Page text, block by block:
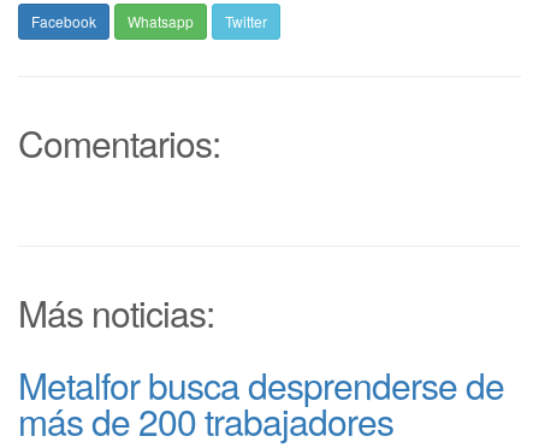
Facebook Whatsapp Twitter
Comentarios:
Más noticias:
Metalfor busca desprenderse de
más de 200 trabajadores